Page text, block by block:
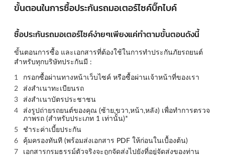
ขั้นตอนในการซื้อประกันรถมอเตอร์ไซค์บิ๊กไบค์
ซื้อประกันรถมอเตอร์ไซค์ง่ายๆเพียงแค่ทำตามขั้นตอนดังนี้
ขั้นตอนการซื้อ และเอกสารที่ต้องใช้ในการทำประกันภัยรถยนต์
สำหรับทุกบริษัทประกันมี :
กรอกซื้อผ่านทางหน้าเว็บไซค์ หรือซื้อผ่านเจ้าหน้าที่ของเรา
ส่งสำเนาทะเบียนรถ
ส่งสำเนาบัตรประชาชน
ส่งรูปถ่ายรถยนต์ของคุณ (ซ้าย,ขวา,หน้า,หลัง) เพื่อทำการตรวจ
ภาพรถ (สำหรับประเภท 1 เท่านั้น)*
ชำระค่าเบี้ยประกัน
คุ้มครองทันที (พร้อมส่งเอกสาร PDF ให้ก่อนในเบื้องต้น)
เอกสารกรมธรรม์ตัวจริงจะถูกจัดส่งไปยังที่อยู่จัดส่งของท่าน